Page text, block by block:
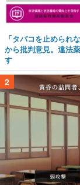
「タバコを止められ
から批判意見。違法
す
2